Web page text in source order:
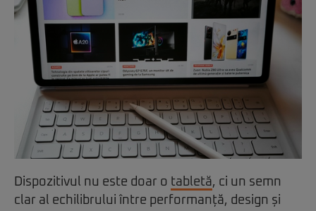
Dispozitivul nu este doar o tabletă, ci un semn
clar al echilibrului între performanță, design și